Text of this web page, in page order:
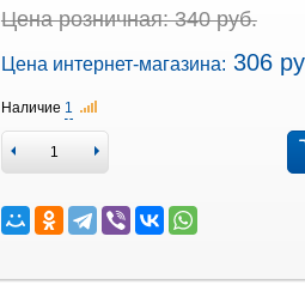
Цена розничная: 340 руб.
Цена интернет-магазина: 306
Наличие 1